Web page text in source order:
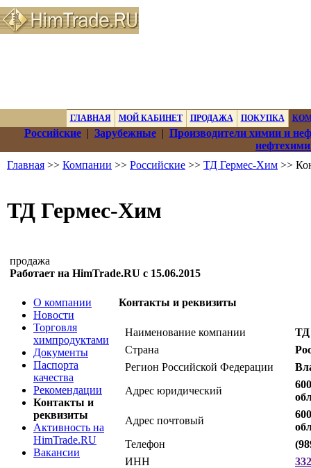
ГЛАВНАЯ МОЙ КАБИНЕТ ПРОДАЖА ПОКУПКА
Российские| Зарубежные| Производители химии и
Главная >> Компании >> Российские >> ТД Гермес-Хим >>
ТД Гермес-Хим
продажа
Работает на HimTrade.RU с 15.06.2015
О компании
Новости
Торговля
химпродуктами
Документы
Паспорта
качества
Рекомендации
Контакты и
реквизиты
Активность на
HimTrade.RU
Вакансии
Контакты и реквизиты
Наименование компании
ТД
Страна
Регион Российской Федерации
Адрес юридический
Адрес почтовый
Телефон
ИНН